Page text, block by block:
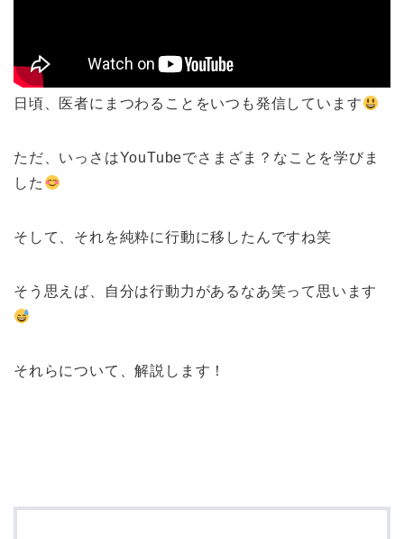
日頃、医者にまつわることをいつも発信しています
ただ、いっさはYouTubeでさまざま？なことを学びま
した
そして、それを純粋に行動に移したんですね笑
そう思えば、自分は行動力があるなあ笑って思います
それらについて、解説します！